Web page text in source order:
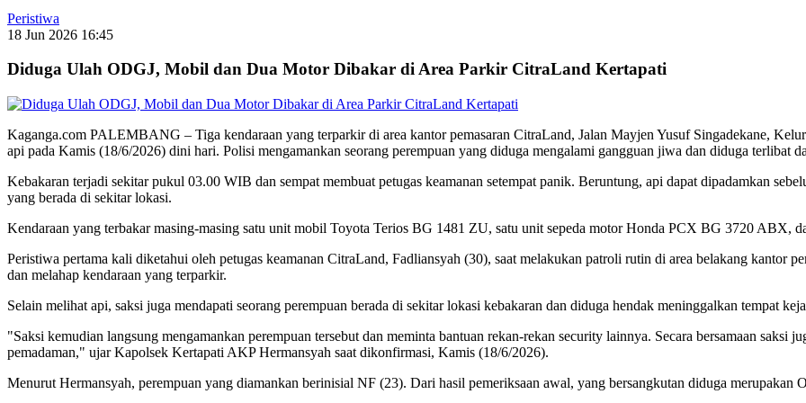
Peristiwa
18 Jun 2026 16:45
Diduga Ulah ODGJ, Mobil dan Dua Motor Dibakar di Area Parkir CitraLand Kertapati
Kaganga.com PALEMBANG – Tiga kendaraan yang terparkir di area kantor pemasaran CitraLand, Jalan Mayjen Yusuf Singadekane,
api pada Kamis (18/6/2026) dini hari. Polisi mengamankan seorang perempuan yang diduga mengalami gangguan jiwa dan diduga terlibat
Kebakaran terjadi sekitar pukul 03.00 WIB dan sempat membuat petugas keamanan setempat panik. Beruntung, api dapat dipadamkan
yang berada di sekitar lokasi.
Kendaraan yang terbakar masing-masing satu unit mobil Toyota Terios BG 1481 ZU, satu unit sepeda motor Honda PCX BG 3720 ABX,
Peristiwa pertama kali diketahui oleh petugas keamanan CitraLand, Fadliansyah (30), saat melakukan patroli rutin di area belakang kantor
dan melahap kendaraan yang terparkir.
Selain melihat api, saksi juga mendapati seorang perempuan berada di sekitar lokasi kebakaran dan diduga hendak meninggalkan tempat
"Saksi kemudian langsung mengamankan perempuan tersebut dan meminta bantuan rekan-rekan security lainnya. Secara bersamaan saksi
pemadaman," ujar Kapolsek Kertapati AKP Hermansyah saat dikonfirmasi, Kamis (18/6/2026).
Menurut Hermansyah, perempuan yang diamankan berinisial NF (23). Dari hasil pemeriksaan awal, yang bersangkutan diduga merupakan